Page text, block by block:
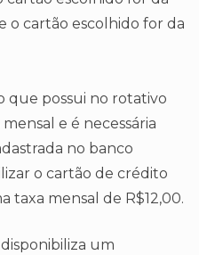
o cartão escolhido for da
que possui no rotativo
e é necessária
no banco
o cartão de crédito
taxa mensal de R$12,00.
um